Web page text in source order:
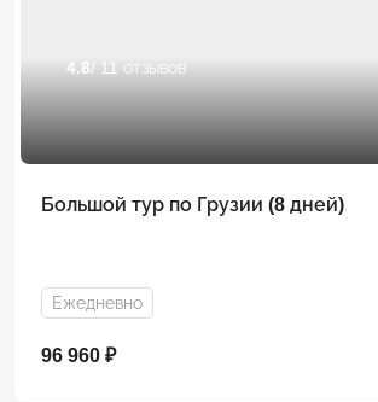
4.8/ 11 отзывов
Большой тур по Грузии (8 дней)
Ежедневно
96 960 ₽